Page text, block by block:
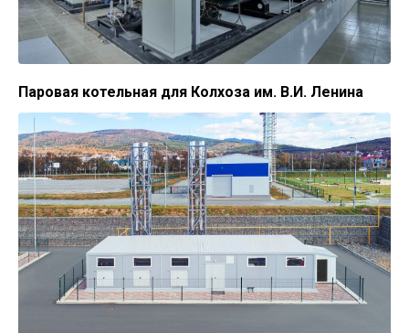
Паровая котельная для Колхоза им. В.И. Ленина